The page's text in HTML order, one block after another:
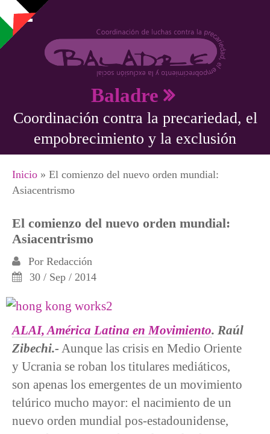
Pasar al contenido principal
Baladre
Coordinación contra la precariedad, el
empobrecimiento y la exclusión
Se encuentra usted aquí
Inicio » El comienzo del nuevo orden mundial:
Asiacentrismo
El comienzo del nuevo orden mundial:
Asiacentrismo
Por Redacción
30 / Sep / 2014
ALAI, América Latina en Movimiento. Raúl
Zibechi.- Aunque las crisis en Medio Oriente
y Ucrania se roban los titulares mediáticos,
son apenas los emergentes de un movimiento
telúrico mucho mayor: el nacimiento de un
nuevo orden mundial pos-estadounidense,